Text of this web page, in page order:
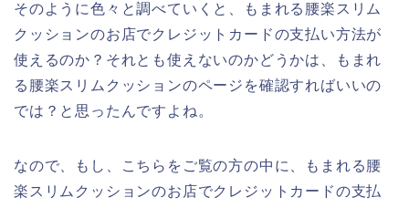
そのように色々と調べていくと、もまれる腰楽スリム
クッションのお店でクレジットカードの支払い方法が
使えるのか？それとも使えないのかどうかは、もまれ
る腰楽スリムクッションのページを確認すればいいの
では？と思ったんですよね。
なので、もし、こちらをご覧の方の中に、もまれる腰
楽スリムクッションのお店でクレジットカードの支払